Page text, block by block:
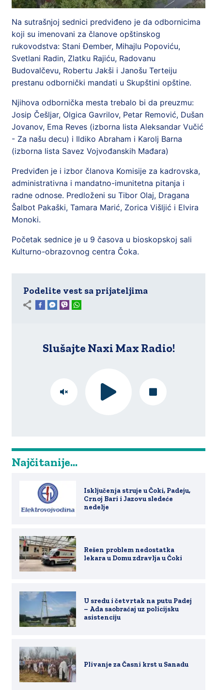
Na sutrašnjoj sednici predviđeno je da odbornicima
koji su imenovani za članove opštinskog
rukovodstva: Stani Đember, Mihajlu Popoviću,
Svetlani Radin, Zlatku Rajiću, Radovanu
Budovalčevu, Robertu Jakši i Janošu Terteiju
prestanu odbornički mandati u Skupštini opštine.
Njihova odbornička mesta trebalo bi da preuzmu:
Josip Češljar, Olgica Gavrilov, Petar Remović, Dušan
Jovanov, Ema Reves (izborna lista Aleksandar Vučić
- Za našu decu) i Ildiko Abraham i Karolj Barna
(izborna lista Savez Vojvođanskih Mađara)
Predviđen je i izbor članova Komisije za kadrovska,
administrativna i mandatno-imunitetna pitanja i
radne odnose. Predloženi su Tibor Olaj, Dragana
Šalbot Pakaški, Tamara Marić, Zorica Višljić i Elvira
Monoki.
Početak sednice je u 9 časova u bioskopskoj sali
Kulturno-obrazovnog centra Čoka.
Podelite vest sa prijateljima
Slušajte Naxi Max Radio!
Najčitanije...
Isključenja struje u Čoki, Padeju,
Crnoj Bari i Jazovu sledeće
nedelje
Rešen problem nedostatka
lekara u Domu zdravlja u Čoki
U sredu i četvrtak na putu Padej
– Ada saobraćaj uz policijsku
asistenciju
Plivanje za Časni krst u Sanadu